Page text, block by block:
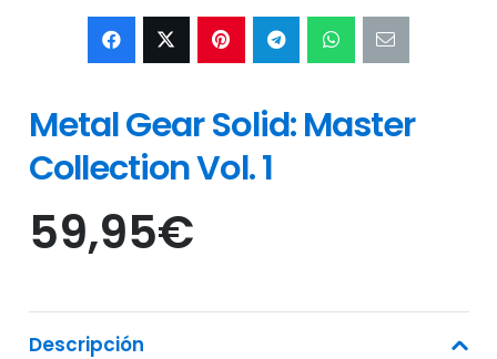
Metal Gear Solid: Master
Collection Vol. 1
59,95€
Descripción